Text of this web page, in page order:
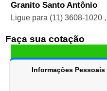
Granito Santo Antônio
Ligue para (11) 3608-1020 ,
Faça sua cotação
Informações Pessoais